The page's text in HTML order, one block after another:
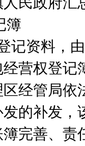
簿
记资料，
营权登
经管局
的补发
完善、责